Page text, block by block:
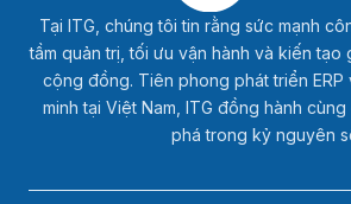
Tại ITG, chúng tôi tin rằng sức mạnh
tầm quản trị, tối ưu vận hành và kiến tạo
cộng đồng. Tiên phong phát triển ERP
minh tại Việt Nam, ITG đồng hành
phá trong kỷ nguyên